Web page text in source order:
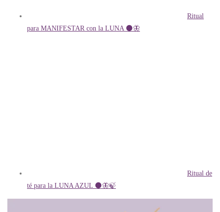
Ritual
para MANIFESTAR con la LUNA 🌑🦋
Ritual de
té para la LUNA AZUL 🌑🦋🍃